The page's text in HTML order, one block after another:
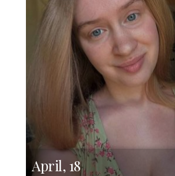
April, 18